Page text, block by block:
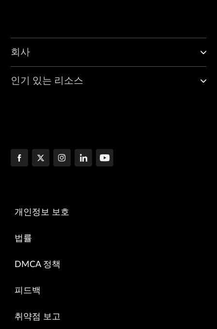
회사
인기 있는 리소스
개인정보 보호
법률
DMCA 정책
피드백
취약점 보고